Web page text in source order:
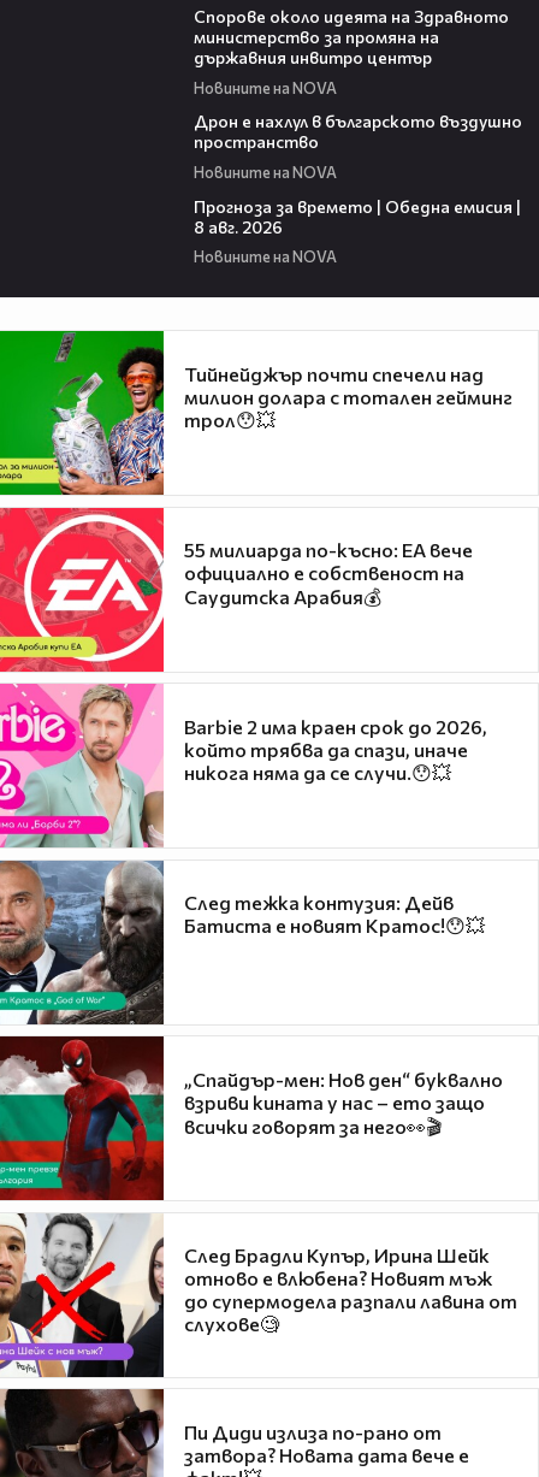
Спорове около идеята на Здравното
министерство за промяна на
държавния инвитро център
Новините на NOVA
Дрон е нахлул в българското въздушно
пространство
Новините на NOVA
Прогноза за времето | Обедна емисия |
8 авг. 2026
Новините на NOVA
Тийнейджър почти спечели над
милион долара с тотален гейминг
трол😯💥
55 милиарда по-късно: EA вече
официално е собственост на
Саудитска Арабия💰
Barbie 2 има краен срок до 2026,
който трябва да спази, иначе
никога няма да се случи.😯💥
След тежка контузия: Дейв
Батиста е новият Кратос!😯💥
„Спайдър-мен: Нов ден“ буквално
взриви кината у нас – ето защо
всички говорят за него👀🎬
След Брадли Купър, Ирина Шейк
отново е влюбена? Новият мъж
до супермодела разпали лавина от
слухове🧐
Пи Диди излиза по-рано от
затвора? Новата дата вече е